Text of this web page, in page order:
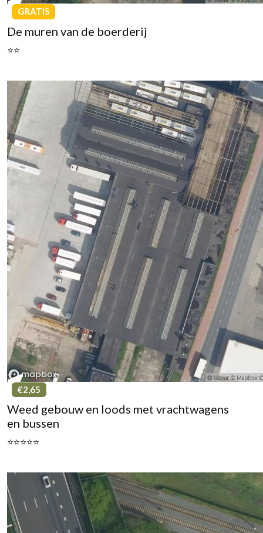
GRATIS
De muren van de boerderij
⭐⭐
€2,65
Weed gebouw en loods met vrachtwagens
en bussen
⭐⭐⭐⭐⭐